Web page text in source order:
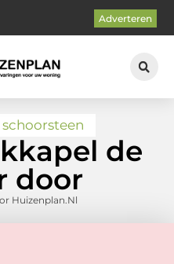
Adverteren
de
door
Huizenplan.nl